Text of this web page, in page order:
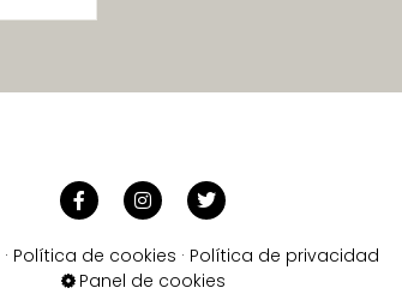
· Política de cookies · Política de privacidad
Panel de cookies